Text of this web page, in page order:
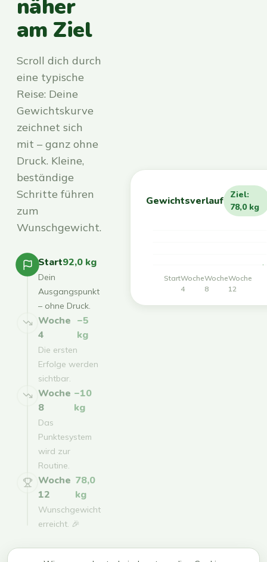
näher
am Ziel
Scroll dich durch
eine typische
Reise: Deine
Gewichtskurve
zeichnet sich
mit – ganz ohne
Druck. Kleine,
beständige
Schritte führen
zum
Wunschgewicht.
Start92,0 kg
Dein
Ausgangspunkt
– ohne Druck.
Woche
4
−5
kg
Die ersten
Erfolge werden
sichtbar.
Woche
8
−10
kg
Das
Punktesystem
wird zur
Routine.
Woche
12
78,0
kg
Wunschgewicht
erreicht. 🎉
Gewichtsverlauf
Ziel:
78,0 kg
StartWoche
4
Woche
8
Woche
12